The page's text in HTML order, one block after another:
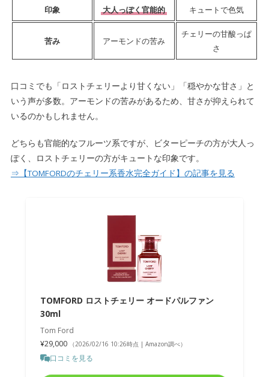
印象 大人っぽく官能的 キュートで色気
苦み アーモンドの苦み
チェリーの甘酸っぱ
さ
口コミでも「ロストチェリーより甘くない」「穏やかな甘さ」と
いう声が多数。アーモンドの苦みがあるため、甘さが抑えられて
いるのかもしれません。
どちらも官能的なフルーツ系ですが、ビターピーチの方が大人っ
ぽく、ロストチェリーの方がキュートな印象です。
⇒【TOMFORDのチェリー系香水完全ガイド】の記事を見る
TOMFORD ロストチェリー オードパルファン
30ml
Tom Ford
¥29,000
（2026/02/16 10:26時点 | Amazon調べ）
口コミを見る